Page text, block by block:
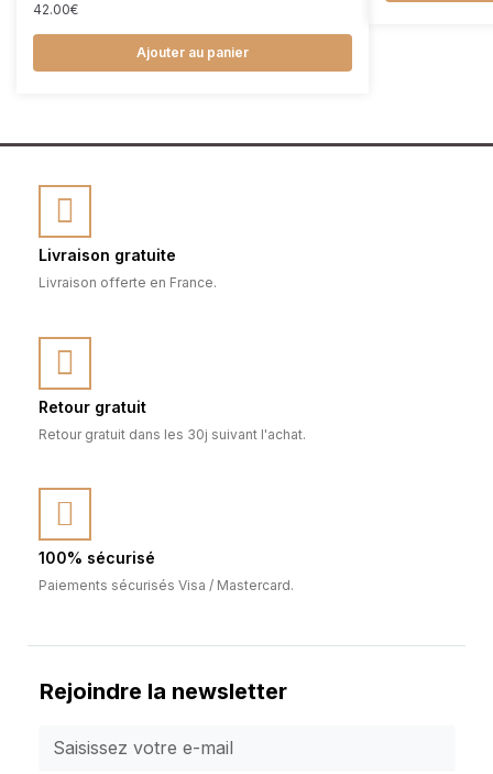
42.00€
Ajouter au panier
Livraison gratuite
Livraison offerte en France.
Retour gratuit
Retour gratuit dans les 30j suivant l'achat.
100% sécurisé
Paiements sécurisés Visa / Mastercard.
Rejoindre la newsletter